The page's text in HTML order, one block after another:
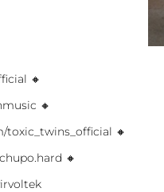
🔸
🔸
toxic_twins_official 🔸
🔸